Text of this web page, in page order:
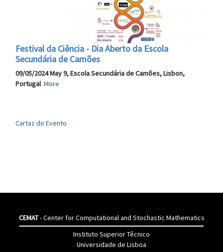
Festival da Ciência - Dia Aberto da Escola
Secundária de Camões
09/05/2024 May 9, Escola Secundária de Camões, Lisbon,
Portugal More
Cartaz do Evento
CEMAT- Center for Computational and Stochastic Mathematics
Instituto Superior Têcnico
Universidade de Lisboa